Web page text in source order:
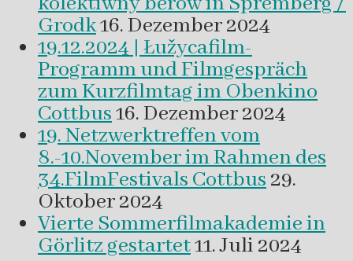
Grodk16. Dezember 2024
19.12.2024 | Łužycafilm-
Programm und Filmgespräch
zum Kurzfilmtag im Obenkino
Cottbus16. Dezember 2024
19. Netzwerktreffen vom
8.-10.November im Rahmen des
34.FilmFestivals Cottbus29.
Oktober 2024
Vierte Sommerfilmakademie in
Görlitz gestartet11. Juli 2024